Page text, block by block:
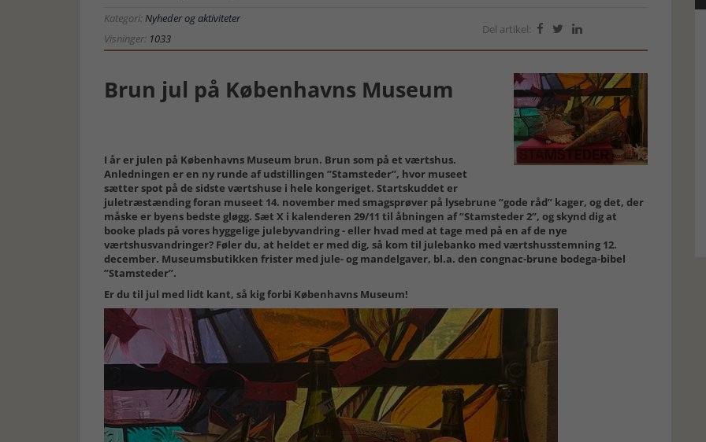
Kategori:Nyheder og aktiviteter
Visninger: 1033
Del artikel:   
Brun jul på Københavns Museum
I år er julen på Københavns Museum brun. Brun som på et værtshus.
Anledningen er en ny runde af udstillingen ”Stamsteder”, hvor museet
sætter spot på de sidste værtshuse i hele kongeriget. Startskuddet er
juletræstænding foran museet 14. november med smagsprøver på lysebrune ”gode råd” kager, og det, der
måske er byens bedste gløgg. Sæt X i kalenderen 29/11 til åbningen af ”Stamsteder 2”, og skynd dig at
booke plads på vores hyggelige julebyvandring - eller hvad med at tage med på en af de nye
værtshusvandringer? Føler du, at heldet er med dig, så kom til julebanko med værtshusstemning 12.
december. Museumsbutikken frister med jule- og mandelgaver, bl.a. den congnac-brune bodega-bibel
”Stamsteder”.
Er du til jul med lidt kant, så kig forbi Københavns Museum!